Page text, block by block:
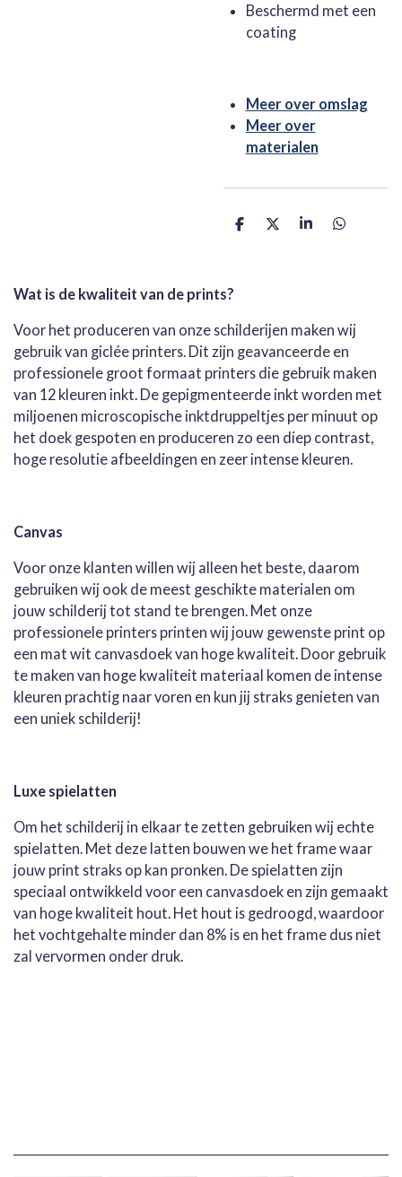
Beschermd met een
coating
Meer over omslag
Meer over
materialen
D
D
S
D
Wat is de kwaliteit van de prints?
Voor het produceren van onze schilderijen maken wij
gebruik van giclée printers. Dit zijn geavanceerde en
professionele groot formaat printers die gebruik maken
van 12 kleuren inkt. De gepigmenteerde inkt worden met
miljoenen microscopische inktdruppeltjes per minuut op
het doek gespoten en produceren zo een diep contrast,
hoge resolutie afbeeldingen en zeer intense kleuren.
Canvas
Voor onze klanten willen wij alleen het beste, daarom
gebruiken wij ook de meest geschikte materialen om
jouw schilderij tot stand te brengen. Met onze
professionele printers printen wij jouw gewenste print op
een mat wit canvasdoek van hoge kwaliteit. Door gebruik
te maken van hoge kwaliteit materiaal komen de intense
kleuren prachtig naar voren en kun jij straks genieten van
een uniek schilderij!
Luxe spielatten
Om het schilderij in elkaar te zetten gebruiken wij echte
spielatten. Met deze latten bouwen we het frame waar
jouw print straks op kan pronken. De spielatten zijn
speciaal ontwikkeld voor een canvasdoek en zijn gemaakt
van hoge kwaliteit hout. Het hout is gedroogd, waardoor
het vochtgehalte minder dan 8% is en het frame dus niet
zal vervormen onder druk.